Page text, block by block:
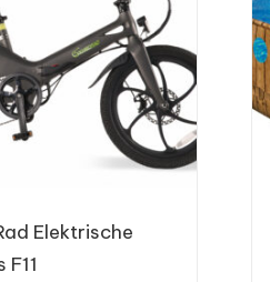
Elektrische